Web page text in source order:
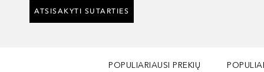
ATSISAKYTI SUTARTIES
POPULIARIAUSI PREKIŲ